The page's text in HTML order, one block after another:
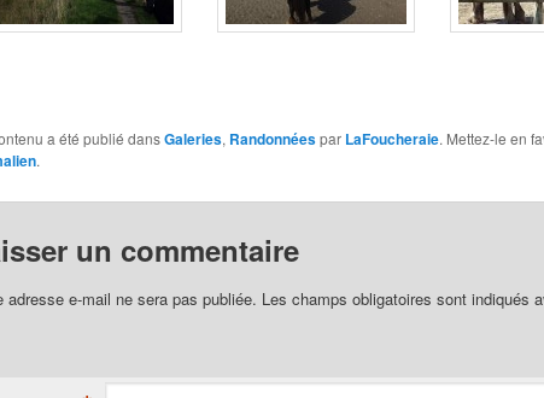
a été publié dansGaleries, Randonnéespar LaFoucheraie. Mettez-le en
.
un commentaire
adresse e-mail ne sera pas publiée. Les champs obligatoires sont indiqués